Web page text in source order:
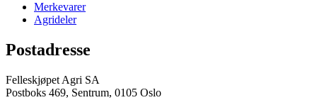
Merkevarer
Agrideler
Postadresse
Felleskjøpet Agri SA
Postboks 469, Sentrum, 0105 Oslo